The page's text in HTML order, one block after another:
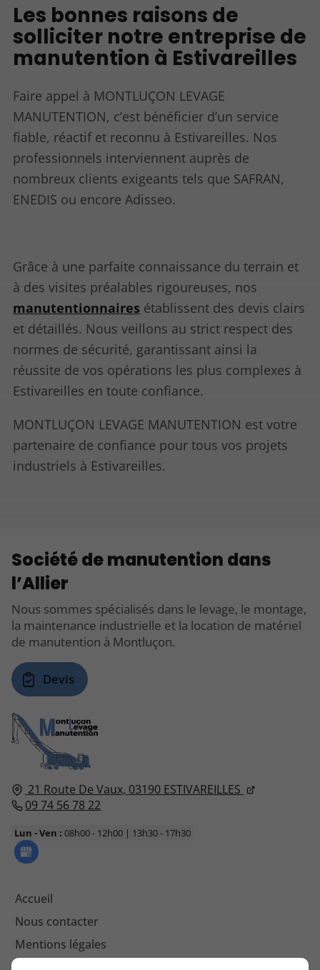
Les bonnes raisons de
solliciter notre entreprise de
manutention à Estivareilles
Faire appel à MONTLUÇON LEVAGE
MANUTENTION, c’est bénéficier d’un service
fiable, réactif et reconnu à Estivareilles. Nos
professionnels interviennent auprès de
nombreux clients exigeants tels que SAFRAN,
ENEDIS ou encore Adisseo.
Grâce à une parfaite connaissance du terrain et
à des visites préalables rigoureuses, nos
manutentionnaires établissent des devis clairs
et détaillés. Nous veillons au strict respect des
normes de sécurité, garantissant ainsi la
réussite de vos opérations les plus complexes à
Estivareilles en toute confiance.
MONTLUÇON LEVAGE MANUTENTION est votre
partenaire de confiance pour tous vos projets
industriels à Estivareilles.
21 Route De Vaux, 03190 ESTIVAREILLES
09 74 56 78 22
Lun - Ven : 08h00 - 12h00 | 13h30 - 17h30
Accueil
Nous contacter
Mentions légales
Société de manutention dans
l’Allier
Nous sommes spécialisés dans le levage, le montage,
la maintenance industrielle et la location de matériel
de manutention à Montluçon.
Devis